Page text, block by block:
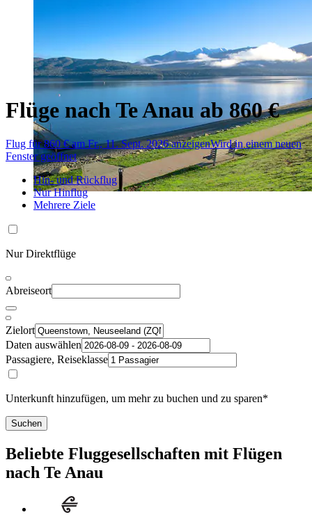
Flüge nach Te Anau ab 860 €
Flug für 860 € am Fr., 11. Sept. 2026 anzeigenWird in einem neuen
Fenster geöffnet
Hin- und Rückflug
Nur Hinflug
Mehrere Ziele
Nur Direktflüge
Abreiseort
Zielort
Daten auswählen
Passagiere, Reiseklasse
Unterkunft hinzufügen, um mehr zu buchen und zu sparen*
Suchen
Beliebte Fluggesellschaften mit Flügen
nach Te Anau